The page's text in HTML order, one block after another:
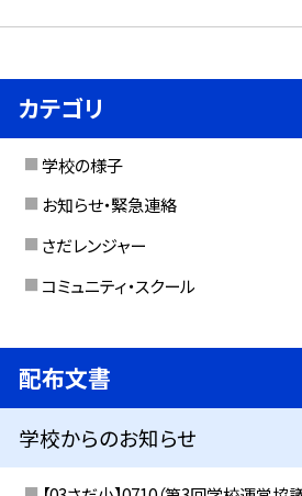
カテゴリ
学校の様子
お知らせ・緊急連絡
さだレンジャー
コミュニティ・スクール
配布文書
学校からのお知らせ